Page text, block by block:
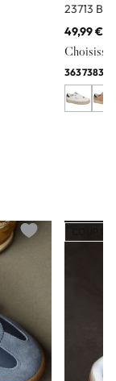
23713
49,99 €
36373839
Add to wishlist